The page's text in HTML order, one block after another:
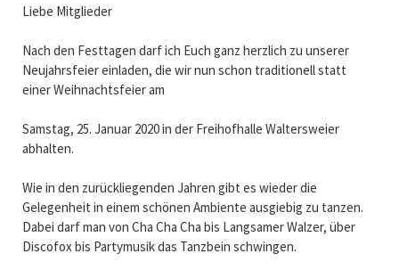
Liebe Mitglieder
Nach den Festtagen darf ich Euch ganz herzlich zu unserer
Neujahrsfeier einladen, die wir nun schon traditionell statt
einer Weihnachtsfeier am
Samstag, 25. Januar 2020 in der Freihofhalle Waltersweier
abhalten.
Wie in den zurückliegenden Jahren gibt es wieder die
Gelegenheit in einem schönen Ambiente ausgiebig zu tanzen.
Dabei darf man von Cha Cha Cha bis Langsamer Walzer, über
Discofox bis Partymusik das Tanzbein schwingen.